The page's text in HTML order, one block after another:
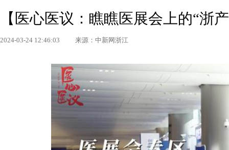
【医心医议：瞧瞧医展会上的“浙
2024-03-24 12:46:03 来源：中新网浙江